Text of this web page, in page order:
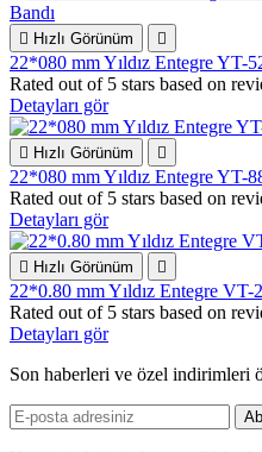
 Hızlı Görünüm 
22*080 mm Yıldız Entegre YT-
Rated out of 5 stars based on
Detayları gör
 Hızlı Görünüm 
22*080 mm Yıldız Entegre YT-
Rated out of 5 stars based on
Detayları gör
 Hızlı Görünüm 
22*0.80 mm Yıldız Entegre
Rated out of 5 stars based on
Detayları gör
Son haberleri ve özel indirimleri